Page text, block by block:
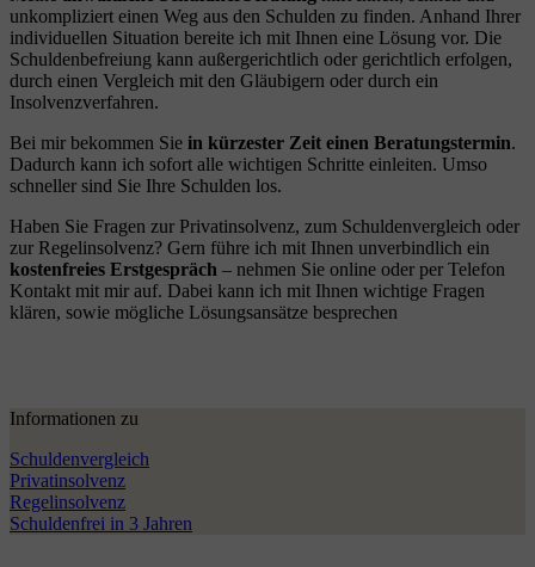
unkompliziert einen Weg aus den Schulden zu finden. Anhand Ihrer
individuellen Situation bereite ich mit Ihnen eine Lösung vor. Die
Schuldenbefreiung kann außergerichtlich oder gerichtlich erfolgen,
durch einen Vergleich mit den Gläubigern oder durch ein
Insolvenzverfahren.
Bei mir bekommen Sie in kürzester Zeit einen Beratungstermin.
Dadurch kann ich sofort alle wichtigen Schritte einleiten. Umso
schneller sind Sie Ihre Schulden los.
Haben Sie Fragen zur Privatinsolvenz, zum Schuldenvergleich oder
zur Regelinsolvenz? Gern führe ich mit Ihnen unverbindlich ein
kostenfreies Erstgespräch – nehmen Sie online oder per Telefon
Kontakt mit mir auf. Dabei kann ich mit Ihnen wichtige Fragen
klären, sowie mögliche Lösungsansätze besprechen
Informationen zu
Schuldenvergleich
Privatinsolvenz
Regelinsolvenz
Schuldenfrei in 3 Jahren